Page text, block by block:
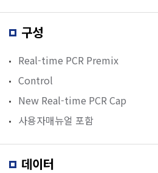
구성
Real-time PCR Premix
Control
New Real-time PCR Cap
사용자매뉴얼 포함
데이터